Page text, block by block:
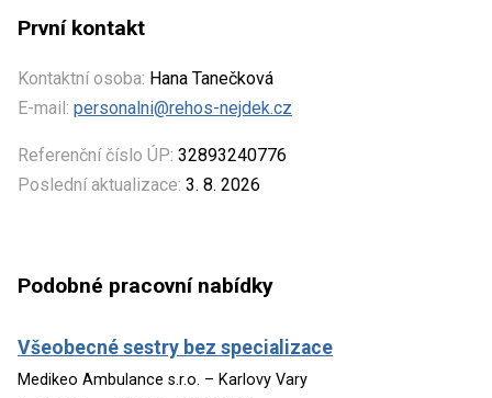
První kontakt
Kontaktní osoba: Hana Tanečková
E-mail: personalni@rehos-nejdek.cz
Referenční číslo ÚP: 32893240776
Poslední aktualizace: 3. 8. 2026
Podobné pracovní nabídky
Všeobecné sestry bez specializace
Medikeo Ambulance s.r.o. – Karlovy Vary